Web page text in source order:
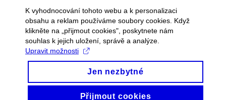
K vyhodnocování tohoto webu a k personalizaci
obsahu a reklam používáme soubory cookies. Když
klikněte na „přijmout cookies", poskytnete nám
souhlas k jejich uložení, správě a analýze.
Upravit možnosti
Jen nezbytné
Přijmout cookies